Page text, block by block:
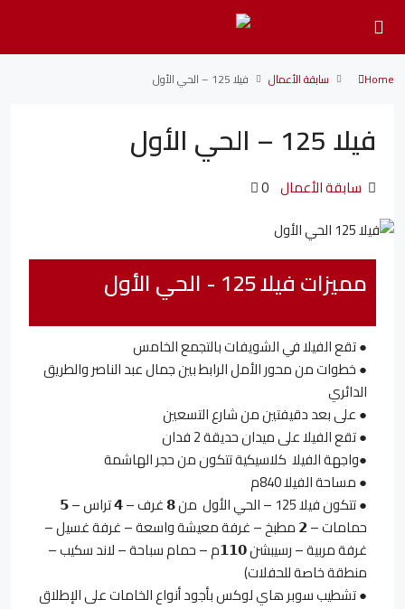
Home سابقة الأعمال فيلا 125 – الحي الأول
فيلا 125 – الحي الأول
سابقة الأعمال 0
مميزات فيلا 125 - الحي الأول
● تقع الفيلا في الشويفات بالتجمع الخامس
● خطوات من محور الأمل الرابط بين جمال عبد الناصر والطريق
الدائري
● على بعد دقيفتين من شارع التسعين
● تقع الفيلا على ميدان حديقة 2 فدان
●واجهة الفيلا كلاسيكية تتكون من حجر الهاشمة
● مساحة الفيلا 840م
● تتكون فيلا 125 – الحي الأول من 𝟴 غرف – 𝟰 تراس – 𝟱
حمامات – 𝟮 مطبخ – غرفة معيشة واسعة – غرفة غسيل –
غرفة مربية – رسيبشن 𝟭𝟭𝟬م – حمام سباحة – لاند سكيب –
منطقة خاصة للحفلات)
● تشطيب سوبر هاي لوكس بأجود أنواع الخامات على الإطلاق